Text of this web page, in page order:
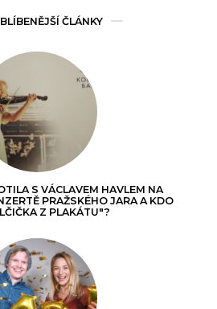
ČLÁNKY
S VÁCLAVEM HAVLEM NA
PRAŽSKÉHO JARA A KDO
Z PLAKÁTU"?